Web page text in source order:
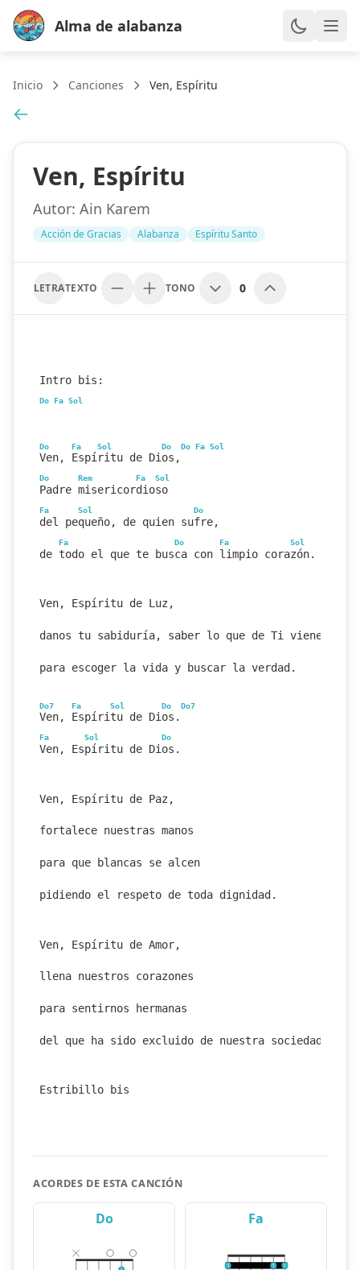
Alma de alabanza
Inicio Canciones Ven, Espíritu
Ven, Espíritu
Autor: Ain Karem
Acción de Gracias Alabanza Espíritu Santo
LETRATEXTO TONO 0
Intro bis:
Do Fa Sol
Do Fa Sol Do Do Fa Sol
Ven, Espíritu de Dios,
Do Rem Fa Sol
Padre misericordioso
Fa Sol Do
del pequeño, de quien sufre,
Fa Do Fa Sol
de todo el que te busca con limpio corazón.
Ven, Espíritu de Luz,
danos tu sabiduría, saber lo que de Ti viene
para escoger la vida y buscar la verdad.
Do7 Fa Sol Do Do7
Ven, Espíritu de Dios.
Fa Sol Do
Ven, Espíritu de Dios.
Ven, Espíritu de Paz,
fortalece nuestras manos
para que blancas se alcen
pidiendo el respeto de toda dignidad.
Ven, Espíritu de Amor,
llena nuestros corazones
para sentirnos hermanas
del que ha sido excluido de nuestra sociedad.
Estribillo bis
ACORDES DE ESTA CANCIÓN
Do Fa
1 1 1